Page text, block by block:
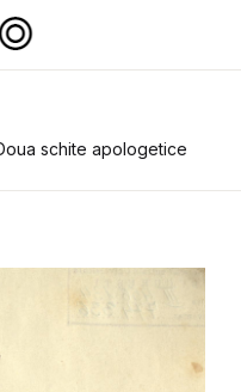
schite apologetice